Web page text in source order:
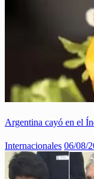
Argentina cayó en el
Internacionales 06/08/